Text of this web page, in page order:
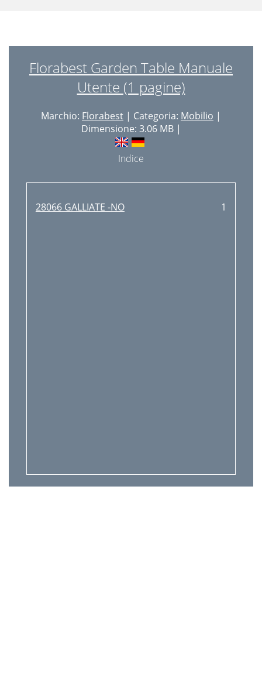
Florabest Garden Table Manuale
Utente (1 pagine)
Marchio: Florabest | Categoria: Mobilio |
Dimensione: 3.06 MB |
Indice
28066 GALLIATE -NO 1